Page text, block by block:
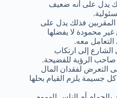
يدل على أنه ضعيف
المقربين فذلك يدل على
محمودة لا يفضلها
التعامل معه.
الشارع إلى ارتكاب
الرؤية للفضيحة.
التعرض لفقدان المال
جسيمة يلزم القيام بحلها